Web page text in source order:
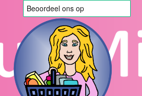
door
naar
navigatie
de
inhoud